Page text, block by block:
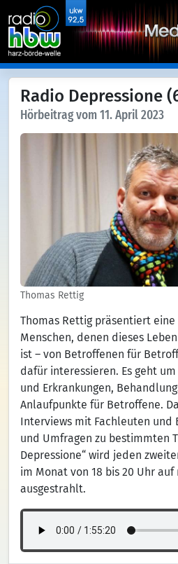
Radio Depressione
Hörbeitrag vom 11. April 2023
Thomas Rettig
Thomas Rettig präsentiert eine
Menschen, denen dieses
ist – von Betroffenen für
dafür interessieren. Es geht
und Erkrankungen,
Anlaufpunkte für Betroffene.
Interviews mit Fachleuten und
und Umfragen zu bestimmten
Depressione“ wird jeden
im Monat von 18 bis 20 Uhr
ausgestrahlt.